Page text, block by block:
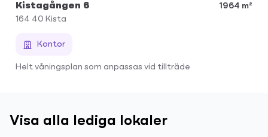
Kistagången 6
1964 m²
164 40 Kista
Kontor
Helt våningsplan som anpassas vid tillträde
Visa alla lediga lokaler